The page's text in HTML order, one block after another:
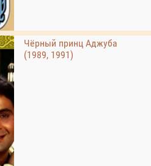
Чёрный принц Аджуба
(1989, 1991)